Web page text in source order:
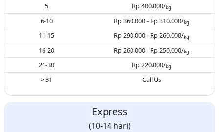
5 Rp 400.000/kg
6-10 Rp 360.000 - Rp 310.000/kg
11-15 Rp 290.000 - Rp 260.000/kg
16-20 Rp 260.000 - Rp 250.000/kg
21-30 Rp 220.000/kg
> 31 Call Us
Express
(10-14 hari)